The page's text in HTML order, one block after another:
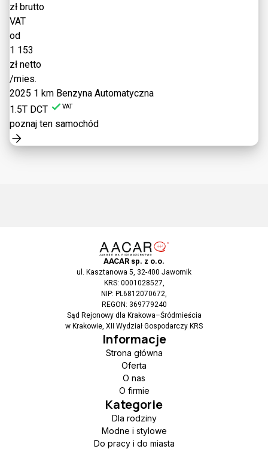
zł brutto
VAT
od
1 153
zł netto
/mies.
2025 1 km Benzyna Automatyczna
1.5T DCT
VAT
poznaj ten samochód
AACAR sp. z o.o.
ul. Kasztanowa 5, 32-400 Jawornik
KRS: 0001028527,
NIP: PL6812070672,
REGON: 369779240
Sąd Rejonowy dla Krakowa–Śródmieścia
w Krakowie, XII Wydział Gospodarczy KRS
Informacje
Strona główna
Oferta
O nas
O firmie
Kategorie
Dla rodziny
Modne i stylowe
Do pracy i do miasta